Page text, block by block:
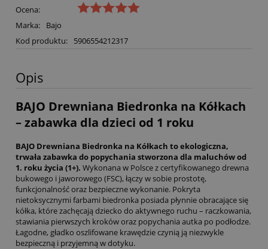
Ocena:
Marka:
Bajo
Kod produktu:
5906554212317
Opis
BAJO Drewniana Biedronka na Kółkach
– zabawka dla dzieci od 1 roku
BAJO Drewniana Biedronka na Kółkach to ekologiczna,
trwała zabawka do popychania stworzona dla maluchów od
1. roku życia (1+). Wykonana w Polsce z certyfikowanego drewna
bukowego i jaworowego (FSC), łączy w sobie prostotę,
funkcjonalność oraz bezpieczne wykonanie. Pokryta
nietoksycznymi farbami biedronka posiada płynnie obracające się
kółka, które zachęcają dziecko do aktywnego ruchu – raczkowania,
stawiania pierwszych kroków oraz popychania autka po podłodze.
Łagodne, gładko oszlifowane krawędzie czynią ją niezwykle
bezpieczną i przyjemną w dotyku.